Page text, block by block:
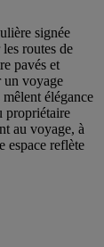
signée
routes de
pavés et
un voyage
élégance
propriétaire
au voyage, à
espace reflète